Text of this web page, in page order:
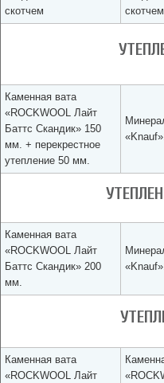
скотчем
скотчем
Каменная вата
«ROCKWOOL Лайт
Баттс Скандик» 150
мм. + перекрестное
утепление 50 мм.
Каменная вата
«ROCKWOOL Лайт
Баттс Скандик» 200
мм.
Каменная вата
«ROCKWOOL Лайт